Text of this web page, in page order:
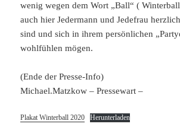
wenig wegen dem Wort „Ball“ (
auch hier Jedermann und Jedefrau
sind und sich in ihrem persönlichen
wohlfühlen mögen.
(Ende der Presse-Info)
Michael.Matzkow – Pressewart –
Plakat Winterball 2020 Herunterladen